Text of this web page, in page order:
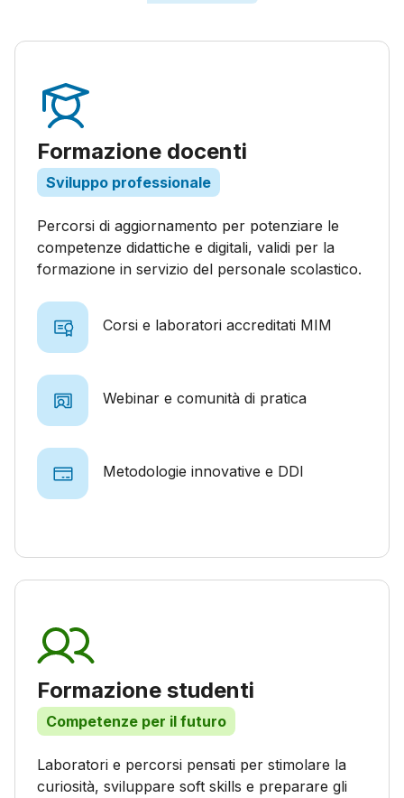
Formazione docenti
Sviluppo professionale
Percorsi di aggiornamento per potenziare le
competenze didattiche e digitali, validi per la
formazione in servizio del personale scolastico.
Corsi e laboratori accreditati MIM
Webinar e comunità di pratica
Metodologie innovative e DDI
Formazione studenti
Competenze per il futuro
Laboratori e percorsi pensati per stimolare la
curiosità, sviluppare soft skills e preparare gli